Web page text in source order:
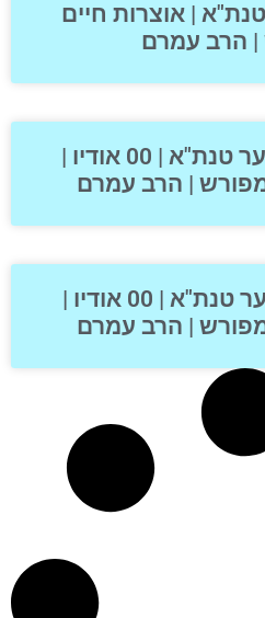
טנת"א | אוצרות חיים
עמרם
01 פרק א | 02 שער טנת"א | 00 אודיו |
| הרב עמרם
02 פרק ב | 02 שער טנת"א | 00 אודיו |
| הרב עמרם